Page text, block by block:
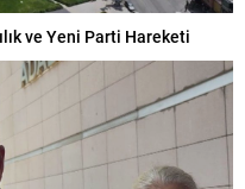
ve Yeni Parti Hareketi